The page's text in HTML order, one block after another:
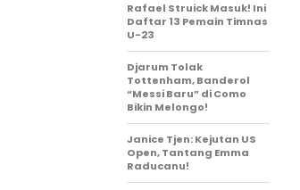
Rafael Struick Masuk! Ini
Daftar 13 Pemain Timnas
U-23
Djarum Tolak
Tottenham, Banderol
“Messi Baru” di Como
Bikin Melongo!
Janice Tjen: Kejutan US
Open, Tantang Emma
Raducanu!